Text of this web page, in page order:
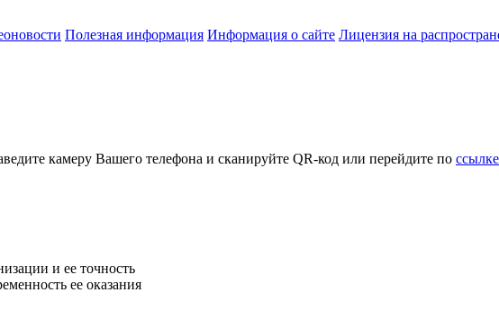
Полезная информация Информация о сайте Лицензия на
камеру Вашего телефона и сканируйте QR-код или перейдите по ссылке
и ее точность
ее оказания